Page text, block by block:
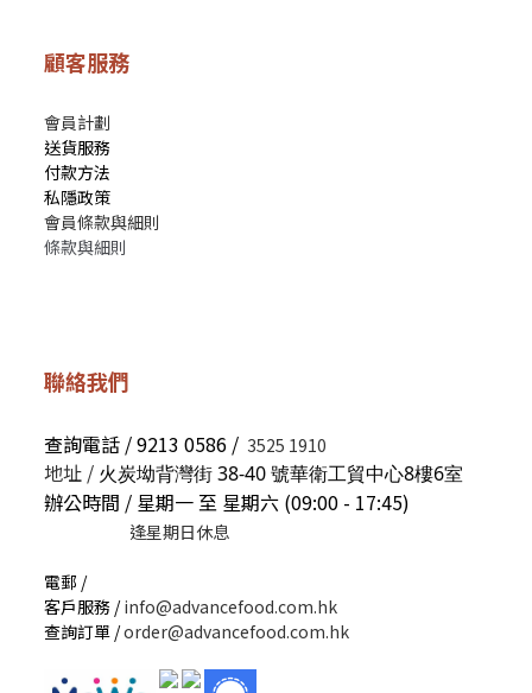
顧客服務
會員計劃
送貨服務
付款方法
私隱政策
會員條款與細則
條款與細則
聯絡我們
查詢電話 / 9213 0586 / 3525 1910
地址 / 火炭坳背灣街 38-40 號華衛工貿中心8樓6室
辦公時間 / 星期一 至 星期六 (09:00 - 17:45)
逢星期日休息
電郵 /
客戶服務 /info@advancefood.com.hk
查詢訂單 /order@advancefood.com.hk